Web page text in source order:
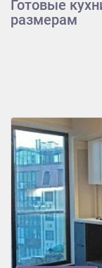
Готовые
размерам